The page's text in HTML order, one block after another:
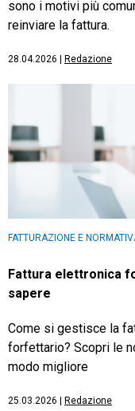
sono i motivi più
reinviare la fattura.
28.04.2026 Redazione
FATTURAZIONE E
Fattura elettronica
sapere
Come si gestisce la
forfettario? Scopri le
modo migliore
25.03.2026 Redazione